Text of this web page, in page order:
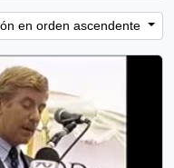
en orden ascendente